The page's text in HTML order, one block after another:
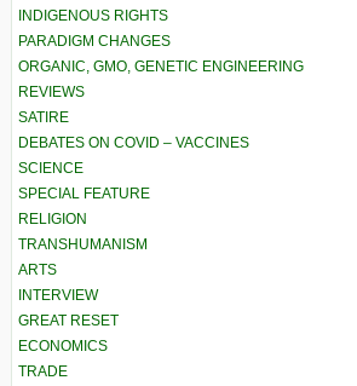
INDIGENOUS RIGHTS
PARADIGM CHANGES
ORGANIC, GMO, GENETIC ENGINEERING
REVIEWS
SATIRE
DEBATES ON COVID – VACCINES
SCIENCE
SPECIAL FEATURE
RELIGION
TRANSHUMANISM
ARTS
INTERVIEW
GREAT RESET
ECONOMICS
TRADE